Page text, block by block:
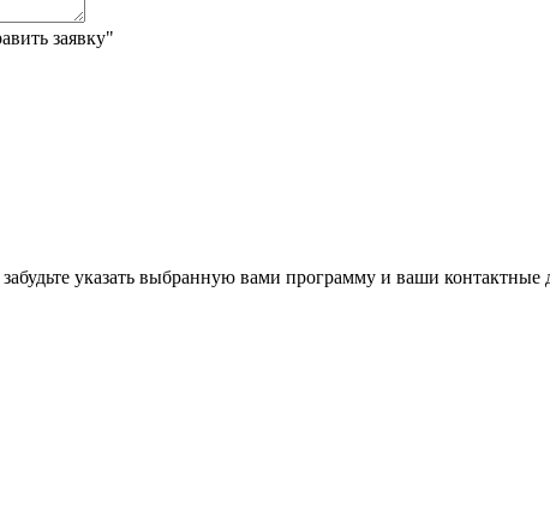
заявку"
забудьте указать выбранную вами программу и ваши контактные